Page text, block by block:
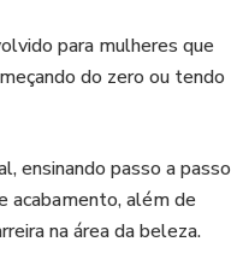
para mulheres que
do zero ou tendo
ensinando passo a passo
acabamento, além de
na área da beleza.